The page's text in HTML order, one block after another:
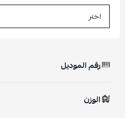
رقم الموديل
الوزن